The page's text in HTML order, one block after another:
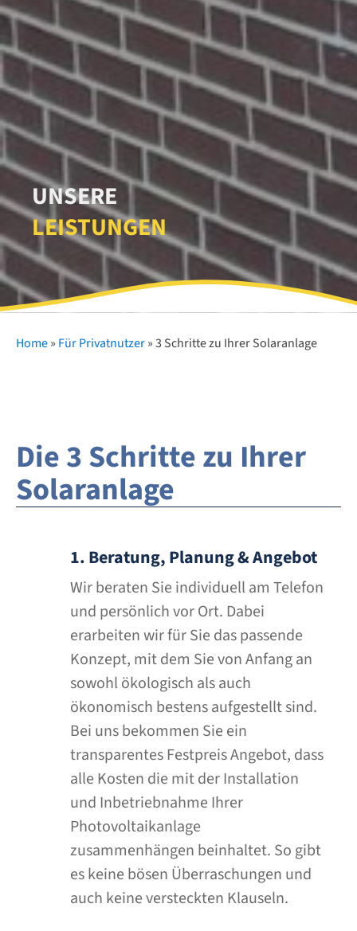
UNSERE
LEISTUNGEN
Home» Für Privatnutzer»3 Schritte zu Ihrer Solaranlage
Die 3 Schritte zu Ihrer
Solaranlage
1. Beratung, Planung & Angebot
Wir beraten Sie individuell am Telefon
und persönlich vor Ort. Dabei
erarbeiten wir für Sie das passende
Konzept, mit dem Sie von Anfang an
sowohl ökologisch als auch
ökonomisch bestens aufgestellt sind.
Bei uns bekommen Sie ein
transparentes Festpreis Angebot, dass
alle Kosten die mit der Installation
und Inbetriebnahme Ihrer
Photovoltaikanlage
zusammenhängen beinhaltet. So gibt
es keine bösen Überraschungen und
auch keine versteckten Klauseln.